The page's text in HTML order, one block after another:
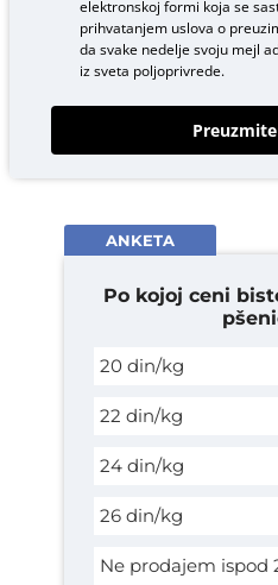
elektronskoj formi koja se
prihvatanjem uslova o
da svake nedelje svoju mejl
iz sveta poljoprivrede.
ANKETA
Po kojoj ceni
20 din/kg
22 din/kg
24 din/kg
26 din/kg
Ne prodajem ispod